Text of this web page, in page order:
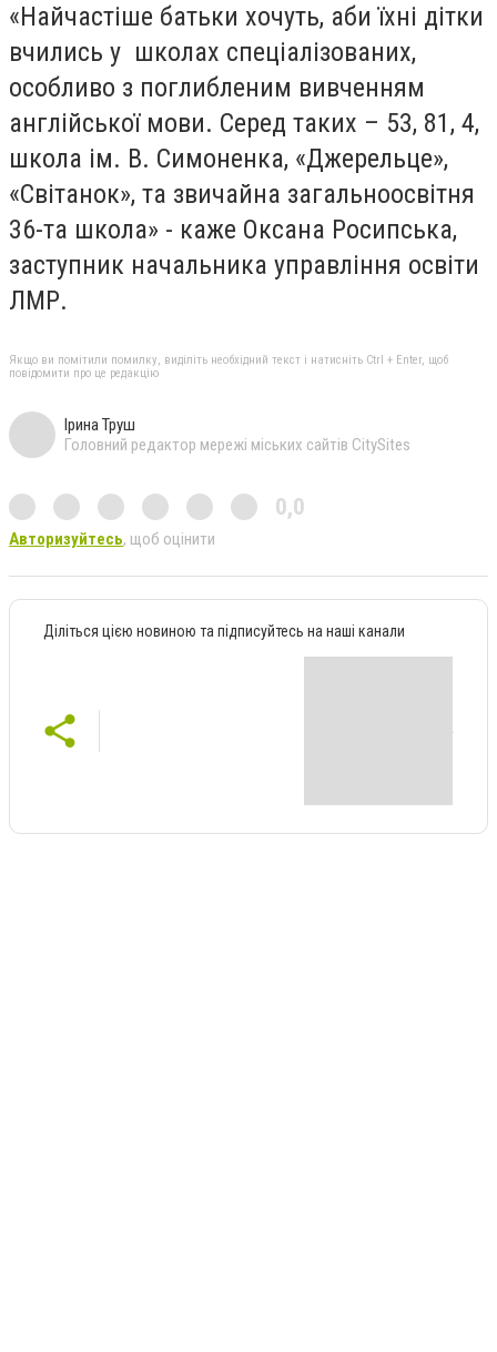
«Найчастіше батьки хочуть, аби їхні дітки
вчились у школах спеціалізованих,
особливо з поглибленим вивченням
англійської мови. Серед таких – 53, 81, 4,
школа ім. В. Симоненка, «Джерельце»,
«Світанок», та звичайна загальноосвітня
36-та школа» - каже Оксана Росипська,
заступник начальника управління освіти
ЛМР.
Якщо ви помітили помилку, виділіть необхідний текст і натисніть Ctrl + Enter, щоб
повідомити про це редакцію
Ірина Труш
Головний редактор мережі міських сайтів CitySites
0,0
Авторизуйтесь, щоб оцінити
Діліться цією новиною та підписуйтесь на наші канали